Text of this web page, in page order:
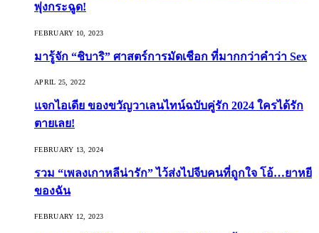
พุ่งกระฉูด!
FEBRUARY 10, 2023
มารู้จัก “ชิบาริ” ศาสตร์การมัดเชือก ที่มากกว่าคำว่า Sex
APRIL 25, 2022
แจกไอเดีย ของขวัญวาเลนไทน์ฉบับคู่รัก 2024 ใครได้รัก
ตายเลย!
FEBRUARY 13, 2024
รวม “เพลงเกาหลีน่ารัก” ไว้ส่งไปจีบคนที่ถูกใจ โอ้…ยาหยี
ของฉัน
FEBRUARY 12, 2023